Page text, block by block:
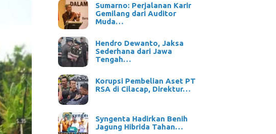
Sumarno: Perjalanan Karir
Gemilang dari Auditor
Muda…
Hendro Dewanto, Jaksa
Sederhana dari Jawa
Tengah…
Korupsi Pembelian Aset PT
RSA di Cilacap, Direktur…
Syngenta Hadirkan Benih
Jagung Hibrida Tahan…